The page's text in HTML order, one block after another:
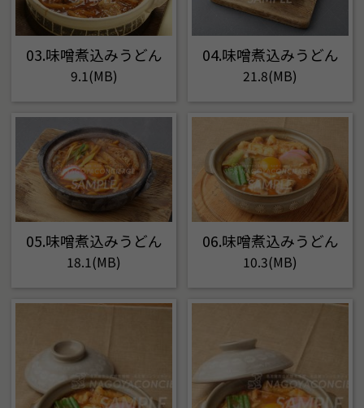
03.味噌煮込みうどん
9.1(MB)
04.味噌煮込みうどん
21.8(MB)
05.味噌煮込みうどん
18.1(MB)
06.味噌煮込みうどん
10.3(MB)